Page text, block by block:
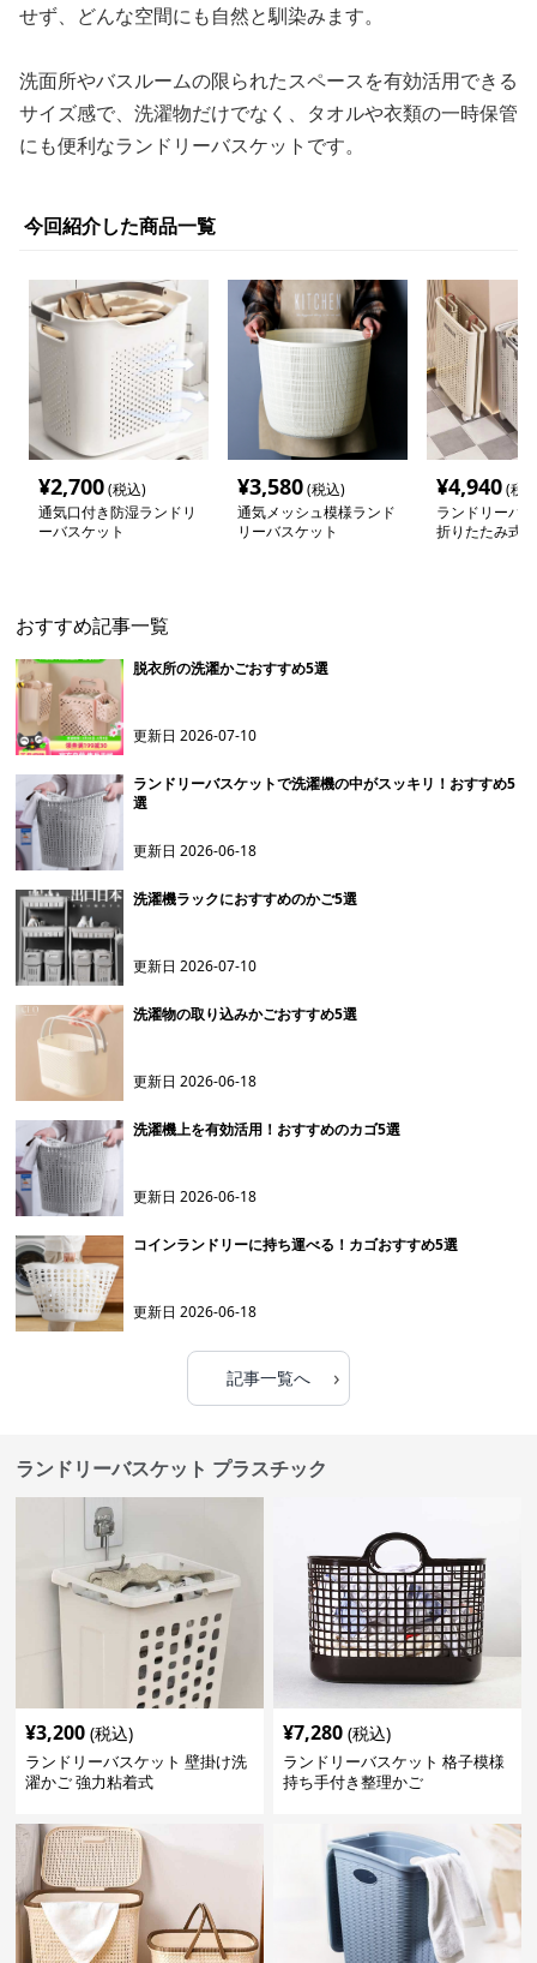
せず、どんな空間にも自然と馴染みます。
洗面所やバスルームの限られたスペースを有効活用できる
サイズ感で、洗濯物だけでなく、タオルや衣類の一時保管
にも便利なランドリーバスケットです。
今回紹介した商品一覧
¥2,700(税込)
通気口付き防湿ランドリ
ーバスケット
¥3,580(税込)
通気メッシュ模様ランド
リーバスケット
¥4,940(税
ランドリーバ
折りたたみ式
おすすめ記事一覧
脱衣所の洗濯かごおすすめ5選
更新日2026-07-10
ランドリーバスケットで洗濯機の中がスッキリ！おすすめ5
選
更新日2026-06-18
洗濯機ラックにおすすめのかご5選
更新日2026-07-10
洗濯物の取り込みかごおすすめ5選
更新日2026-06-18
洗濯機上を有効活用！おすすめのカゴ5選
更新日2026-06-18
コインランドリーに持ち運べる！カゴおすすめ5選
更新日2026-06-18
記事一覧へ ›
ランドリーバスケット プラスチック
¥3,200 (税込)
ランドリーバスケット 壁掛け洗
濯かご 強力粘着式
¥7,280 (税込)
ランドリーバスケット 格子模様
持ち手付き整理かご